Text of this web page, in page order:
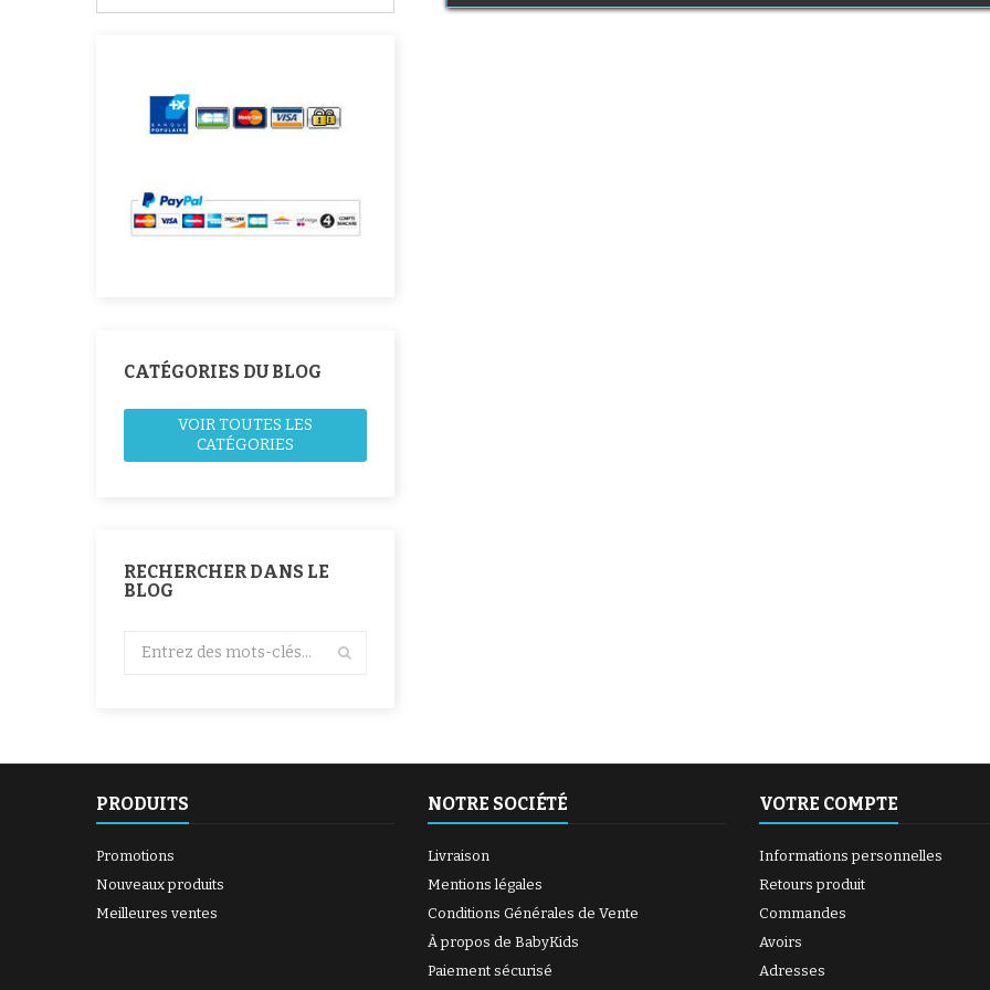
(1 avis)
CATÉGORIES DU BLOG
VOIR TOUTES LES
CATÉGORIES
RECHERCHER DANS LE
BLOG
PRODUITS
Promotions
Nouveaux produits
Meilleures ventes
NOTRE SOCIÉTÉ
Livraison
Mentions légales
Conditions Générales de Vente
À propos de BabyKids
Paiement sécurisé
VOTRE COMPTE
Informations personnelles
Retours produit
Commandes
Avoirs
Adresses